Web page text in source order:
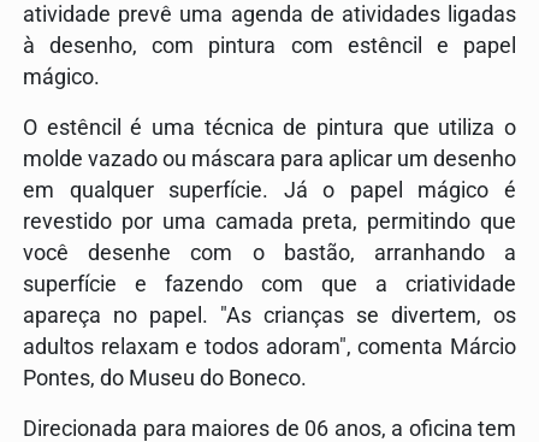
atividade prevê uma agenda de atividades ligadas
à desenho, com pintura com estêncil e papel
mágico.
O estêncil é uma técnica de pintura que utiliza o
molde vazado ou máscara para aplicar um desenho
em qualquer superfície. Já o papel mágico é
revestido por uma camada preta, permitindo que
você desenhe com o bastão, arranhando a
superfície e fazendo com que a criatividade
apareça no papel. "As crianças se divertem, os
adultos relaxam e todos adoram", comenta Márcio
Pontes, do Museu do Boneco.
Direcionada para maiores de 06 anos, a oficina tem